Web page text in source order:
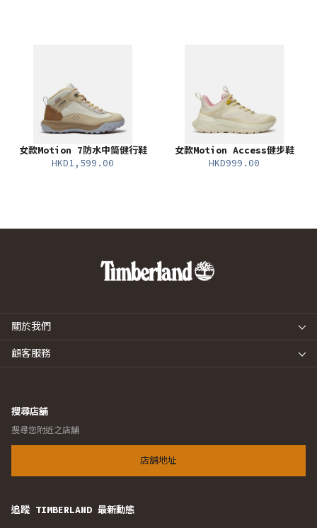
女款Motion 7防水中筒健行鞋
HKD1,599.00
女款Motion Access健步鞋
HKD999.00
關於我們
顧客服務
搜尋店舖
搜尋您附近之店舖
店舖地址
追蹤 TIMBERLAND 最新動態